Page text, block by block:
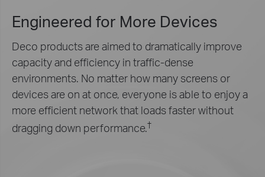
Engineered for More Devices
Deco products are aimed to dramatically improve
capacity and efficiency in traffic-dense
environments. No matter how many screens or
devices are on at once, everyone is able to enjoy a
more efficient network that loads faster without
dragging down performance.†